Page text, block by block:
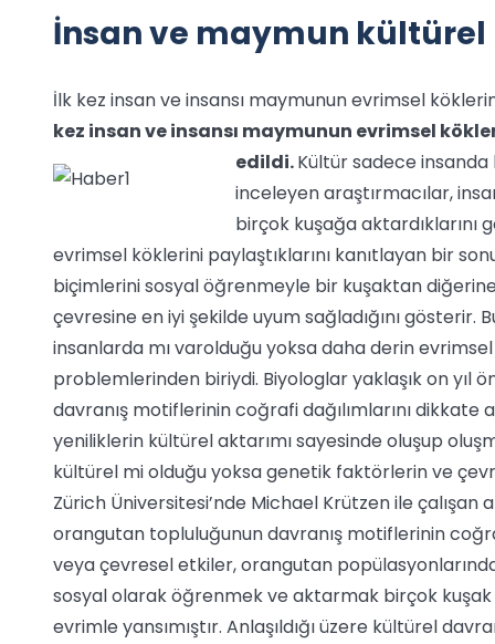
İnsan ve maymun kültürel
İlk kez insan ve insansı maymunun evrimsel
kez insan ve insansı maymunun evrimsel
edildi.Kültür sadece
inceleyen araştırmacılar,
birçok kuşağa aktardıklarını
evrimsel köklerini paylaştıklarını kanıtlayan bir
biçimlerini sosyal öğrenmeyle bir kuşaktan
çevresine en iyi şekilde uyum sağladığını gösterir.
insanlarda mı varolduğu yoksa daha derin
problemlerinden biriydi. Biyologlar yaklaşık on yıl
davranış motiflerinin coğrafi dağılımlarını dikkate
yeniliklerin kültürel aktarımı sayesinde oluşup
kültürel mi olduğu yoksa genetik faktörlerin ve
Zürich Üniversitesi’nde Michael Krützen ile
orangutan topluluğunun davranış motiflerinin
veya çevresel etkiler, orangutan
sosyal olarak öğrenmek ve aktarmak birçok
evrimle yansımıştır. Anlaşıldığı üzere kültürel